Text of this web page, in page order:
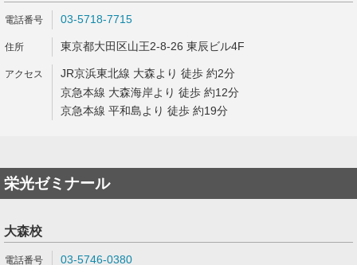
03-5718-7715
東京都大田区山王2-8-26 東辰ビル4F
JR京浜東北線 大森より 徒歩 約2分
京急本線 大森海岸より 徒歩 約12分
京急本線 平和島より 徒歩 約19分
栄光ゼミナール
大森校
03-5746-0380